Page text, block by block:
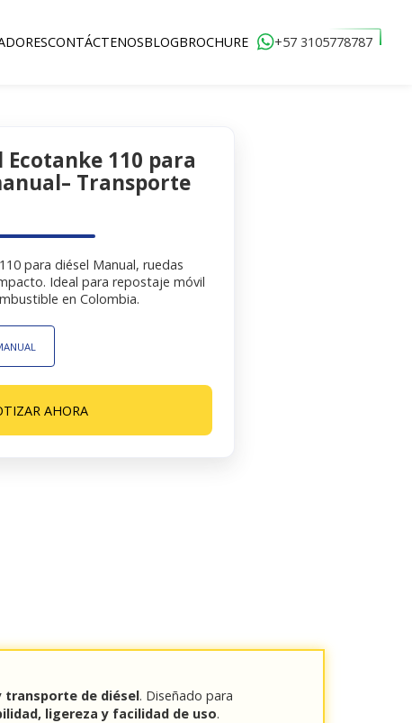
CONTÁCTENOSBLOGBROCHURE +57 3105778787
110 para
Transporte
para diésel Manual, ruedas
Ideal para repostaje móvil
en Colombia.
AHORA
transporte de diésel. Diseñado para
ligereza y facilidad de uso.